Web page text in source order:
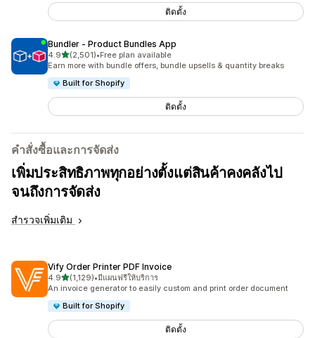
ติดตั้ง
Bundler ‑ Product Bundles App
4.9เต็ม 5 ดาว
(2,501)
ทั้งหมด 2501 รีวิว
•Free plan available
Earn more with bundle offers, bundle upsells & quantity breaks
Built for Shopify
ติดตั้ง
คำสั่งซื้อและการจัดส่ง
เพิ่มประสิทธิภาพทุกอย่างตั้งแต่สินค้าคงคลังไป
จนถึงการจัดส่ง
สำรวจเพิ่มเติม
Vify Order Printer PDF Invoice
4.9เต็ม 5 ดาว
(1,129)
ทั้งหมด 1129 รีวิว
•มีแผนฟรีให้บริการ
An invoice generator to easily custom and print order document
Built for Shopify
ติดตั้ง